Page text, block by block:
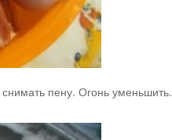
пену. Огонь уменьшить.